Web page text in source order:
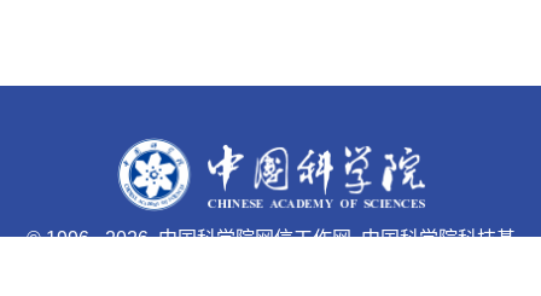
© 1996 -2026 中国科学院网信工作网 中国科学院科技基